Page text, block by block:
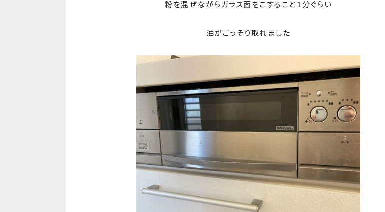
粉を混ぜながらガラス面をこすること１分ぐらい
油がごっそり取れました